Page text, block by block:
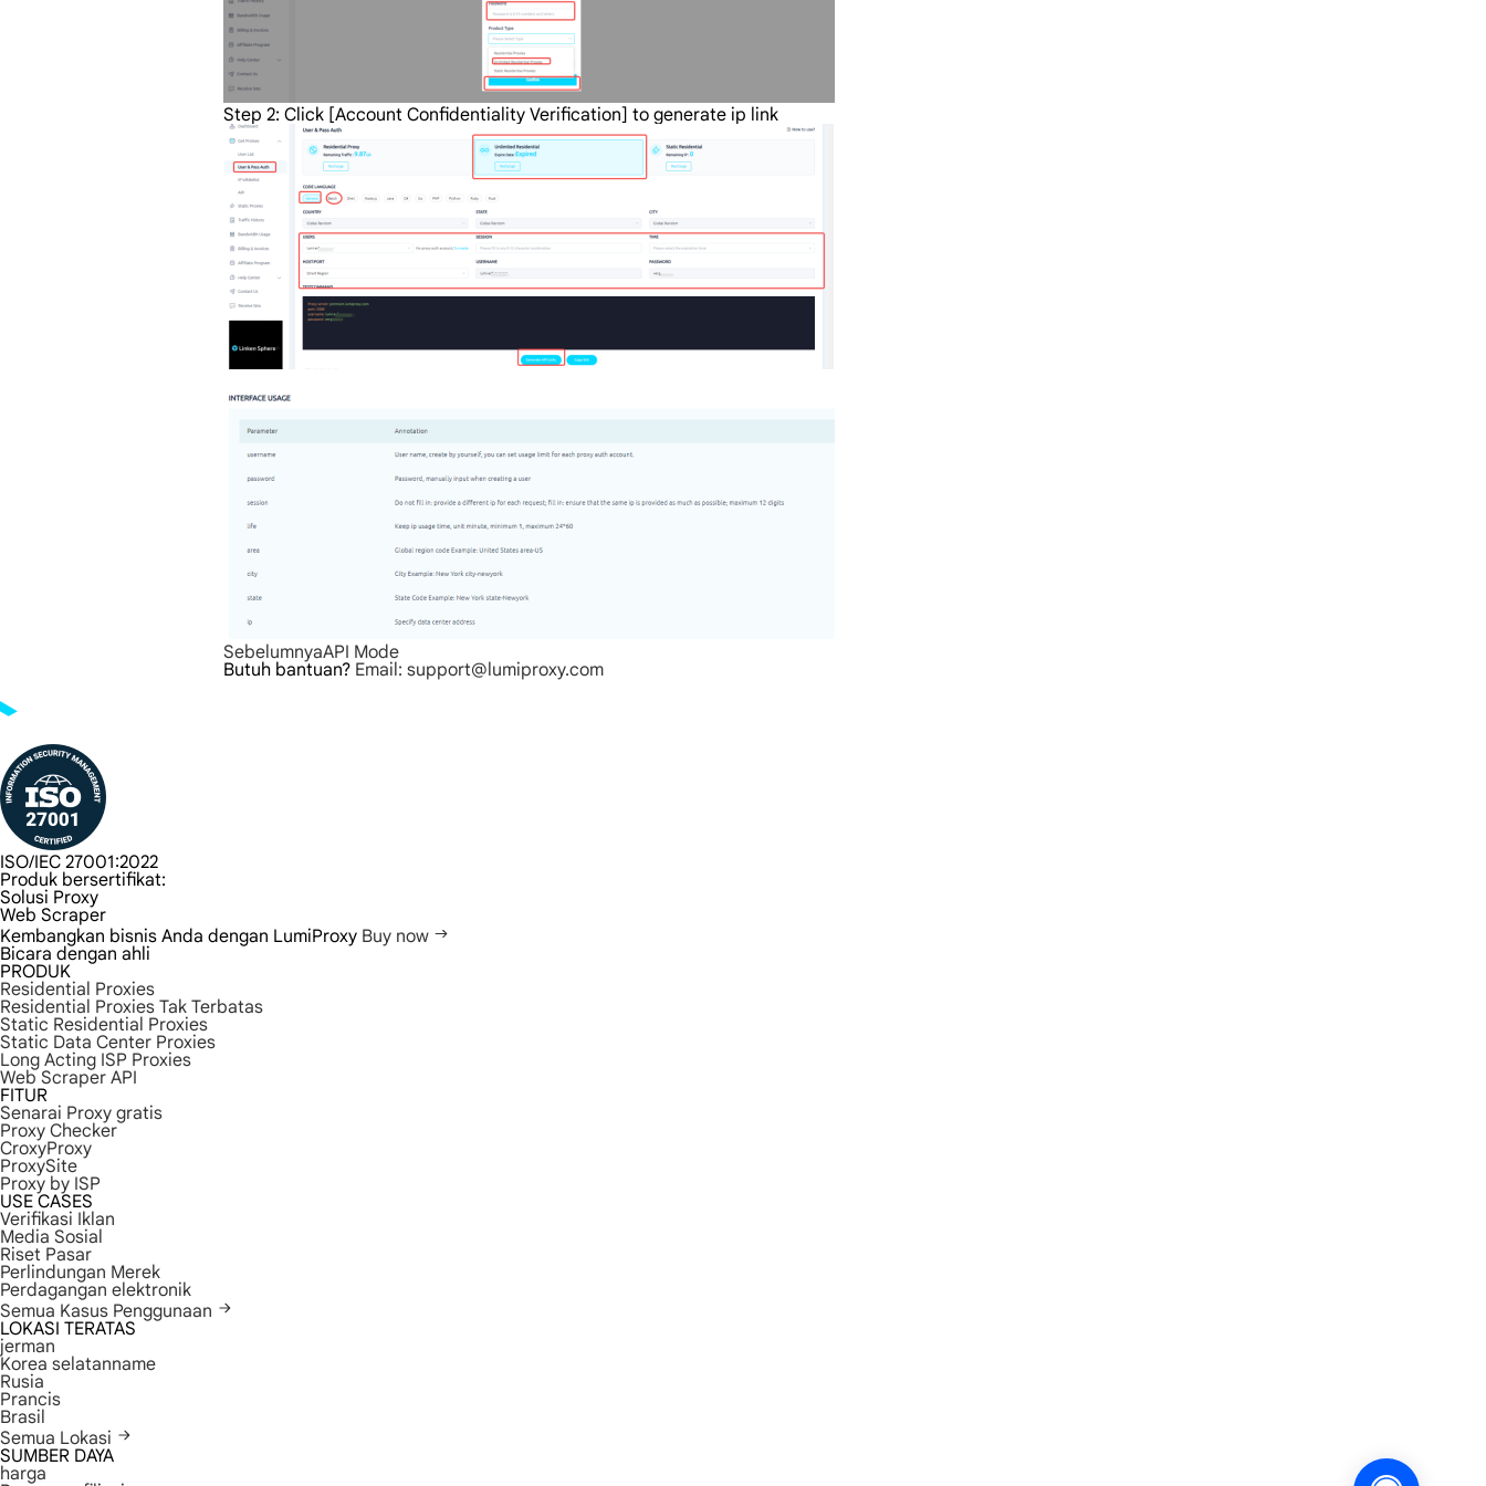
Step 2: Click [Account Confidentiality Verification] to generate ip link
SebelumnyaAPI Mode
Butuh bantuan? Email: support@lumiproxy.com
ISO/IEC 27001:2022
Produk bersertifikat:
Solusi Proxy
Web Scraper
Kembangkan bisnis Anda dengan LumiProxy Buy now
Bicara dengan ahli
PRODUK
Residential Proxies
Residential Proxies Tak Terbatas
Static Residential Proxies
Static Data Center Proxies
Long Acting ISP Proxies
Web Scraper API
FITUR
Senarai Proxy gratis
Proxy Checker
CroxyProxy
ProxySite
Proxy by ISP
USE CASES
Verifikasi Iklan
Media Sosial
Riset Pasar
Perlindungan Merek
Perdagangan elektronik
Semua Kasus Penggunaan
LOKASI TERATAS
jerman
Korea selatanname
Rusia
Prancis
Brasil
Semua Lokasi
SUMBER DAYA
harga